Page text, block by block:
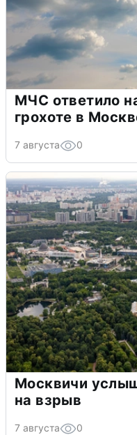
МЧС ответило
грохоте в
7 августа 0
Москвичи
на взрыв
7 августа 0